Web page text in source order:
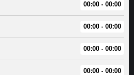
00:00 - 00:00
00:00 - 00:00
00:00 - 00:00
00:00 - 00:00